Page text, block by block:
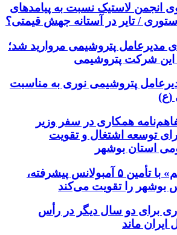
انجمن لاستیک نسبت به پیامدهای
/ تایر در آستانه جهش قیمتی؟
پتروشیمی مروارید شد؛
این شرکت پتروشیمی
پتروشیمی نوری به مناسبت
(ع)
همکاری در سفر وزیر
توسعه اشتغال و تقویت
استان بوشهر
«پتروشیمی جم» با تأمین ۵ آمبولانس پیشرفته،
بوشهر را تقویت می‌کند
برای دو سال دیگر در رأس
ایران ماند